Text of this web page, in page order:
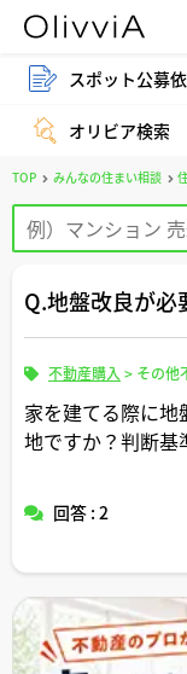
スポット公募
オリビア検索
TOP みんなの住まい相談
Q.地盤改良が必
不動産購入 > その他
家を建てる際に
地ですか？判断基
回答 : 2